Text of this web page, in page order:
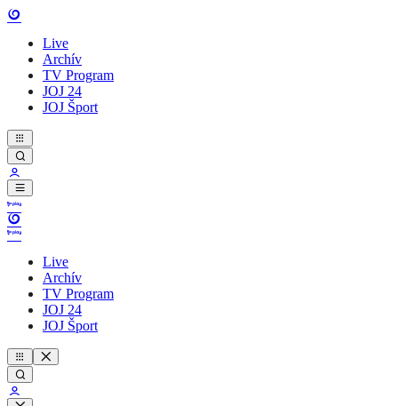
Live
Archív
TV Program
JOJ 24
JOJ Šport
Live
Archív
TV Program
JOJ 24
JOJ Šport